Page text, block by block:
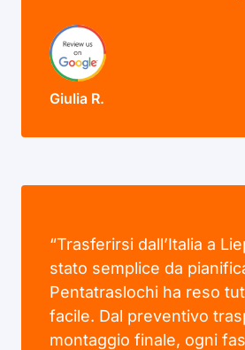
Giulia R.
“Trasferirsi dall’Italia a
stato semplice da
Pentatraslochi ha reso
facile. Dal preventivo
montaggio finale, ogni